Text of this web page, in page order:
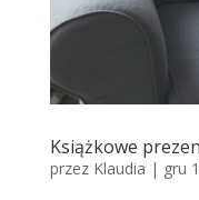
Książkowe
przez Klaudia | gru